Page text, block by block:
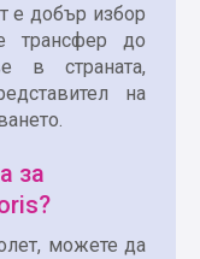
е добър избор
трансфер до
в страната,
на
за
можете да